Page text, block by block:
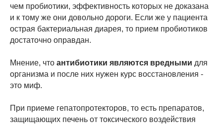
чем пробиотики, эффективность которых не доказана
и к тому же они довольно дороги. Если же у пациента
острая бактериальная диарея, то прием пробиотиков
достаточно оправдан.
Мнение, что антибиотики являются вредными для
организма и после них нужен курс восстановления -
это миф.
При приеме гепатопротекторов, то есть препаратов,
защищающих печень от токсического воздействия